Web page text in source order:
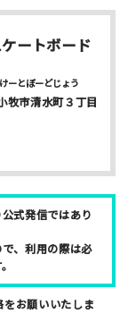
代
ートボード
ーとぼーどじょう
牧市清水町３丁目
式発信ではあり
、利用の際は必
をお願いいたしま